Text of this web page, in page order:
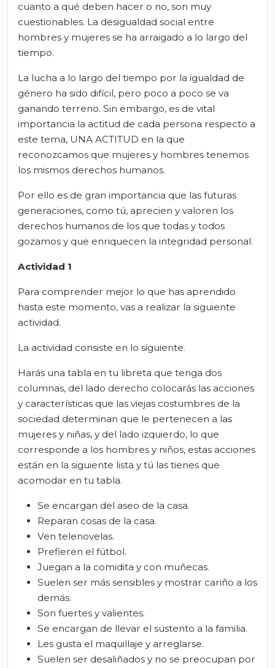
cuanto a qué deben hacer o no, son muy
cuestionables. La desigualdad social entre
hombres y mujeres se ha arraigado a lo largo del
tiempo.
La lucha a lo largo del tiempo por la igualdad de
género ha sido difícil, pero poco a poco se va
ganando terreno. Sin embargo, es de vital
importancia la actitud de cada persona respecto a
este tema, UNA ACTITUD en la que
reconozcamos que mujeres y hombres tenemos
los mismos derechos humanos.
Por ello es de gran importancia que las futuras
generaciones, como tú, aprecien y valoren los
derechos humanos de los que todas y todos
gozamos y que enriquecen la integridad personal.
Actividad 1
Para comprender mejor lo que has aprendido
hasta este momento, vas a realizar la siguiente
actividad.
La actividad consiste en lo siguiente.
Harás una tabla en tu libreta que tenga dos
columnas, del lado derecho colocarás las acciones
y características que las viejas costumbres de la
sociedad determinan que le pertenecen a las
mujeres y niñas, y del lado izquierdo, lo que
corresponde a los hombres y niños, estas acciones
están en la siguiente lista y tú las tienes que
acomodar en tu tabla.
Se encargan del aseo de la casa.
Reparan cosas de la casa.
Ven telenovelas.
Prefieren el fútbol.
Juegan a la comidita y con muñecas.
Suelen ser más sensibles y mostrar cariño a los
demás.
Son fuertes y valientes.
Se encargan de llevar el sustento a la familia.
Les gusta el maquillaje y arreglarse.
Suelen ser desaliñados y no se preocupan por